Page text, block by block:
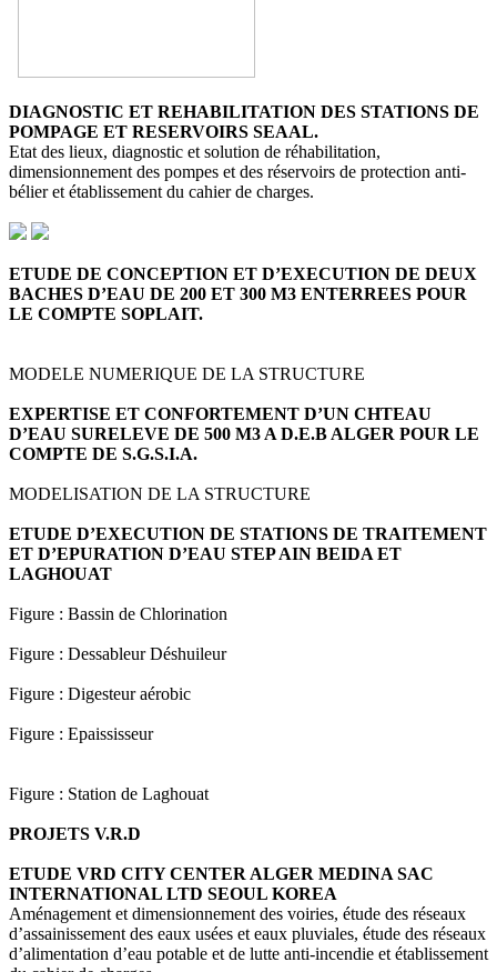
DIAGNOSTIC ET REHABILITATION DES STATIONS DE
POMPAGE ET RESERVOIRS SEAAL.
Etat des lieux, diagnostic et solution de réhabilitation,
dimensionnement des pompes et des réservoirs de protection anti-
bélier et établissement du cahier de charges.
ETUDE DE CONCEPTION ET D’EXECUTION DE DEUX
BACHES D’EAU DE 200 ET 300 M3 ENTERREES POUR
LE COMPTE SOPLAIT.
MODELE NUMERIQUE DE LA STRUCTURE
EXPERTISE ET CONFORTEMENT D’UN CHTEAU
D’EAU SURELEVE DE 500 M3 A D.E.B ALGER POUR LE
COMPTE DE S.G.S.I.A.
MODELISATION DE LA STRUCTURE
ETUDE D’EXECUTION DE STATIONS DE TRAITEMENT
ET D’EPURATION D’EAU STEP AIN BEIDA ET
LAGHOUAT
Figure : Bassin de Chlorination
Figure : Dessableur Déshuileur
Figure : Digesteur aérobic
Figure : Epaississeur
Figure : Station de Laghouat
PROJETS V.R.D
ETUDE VRD CITY CENTER ALGER MEDINA SAC
INTERNATIONAL LTD SEOUL KOREA
Aménagement et dimensionnement des voiries, étude des réseaux
d’assainissement des eaux usées et eaux pluviales, étude des réseaux
d’alimentation d’eau potable et de lutte anti-incendie et établissement